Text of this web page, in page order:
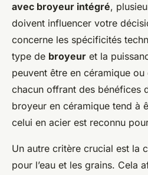
Noé • 23 avril 2025 8 min de
avec broyeur intégré,
doivent influencer votre
concerne les spécificités
type de broyeur et la
peuvent être en céramique
chacun offrant des bénéfices
broyeur en céramique tend à
celui en acier est reconnu
Un autre critère crucial est la
pour l’eau et les grains. Cela